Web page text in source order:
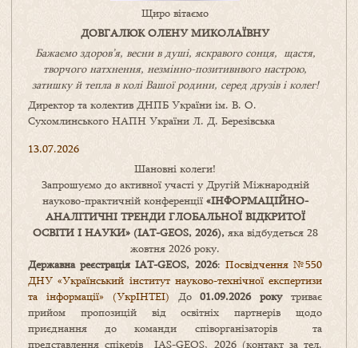
Щиро вітаємо
ДОВГАЛЮК ОЛЕНУ МИКОЛАЇВНУ
Бажаємо здоров’я, весни в душі, яскравого сонця, щастя,
творчого натхнення, незмінно-позитивнвого настрою,
затишкуйтепла в коліВашоїродини, серед друзів і колег!
Директор та колектив ДНПБ України ім. В. О.
Сухомлинського НАПН України Л. Д. Березівська
13.07.2026
Шановні колеги!
Запрошуємо до активної участі у Другій Міжнародній
науково-практичній конференції «ІНФОРМАЦІЙНО-
АНАЛІТИЧНІ ТРЕНДИ ГЛОБАЛЬНОЇ ВІДКРИТОЇ
ОСВІТИ І НАУКИ» (IAT-GEOS, 2026),яка відбудеться 28
жовтня 2026 року.
Державна реєстрація IAT-GEOS, 2026: Посвідчення №550
ДНУ «Український інститут науково-технічної експертизи
та інформації» (УкрІНТЕІ) До01.09.2026 рокутриває
прийом пропозицій від освітніх партнерів щодо
приєднання до команди співорганізаторів та
представлення спікерів IAS-GEOS, 2026 (контакт за тел.